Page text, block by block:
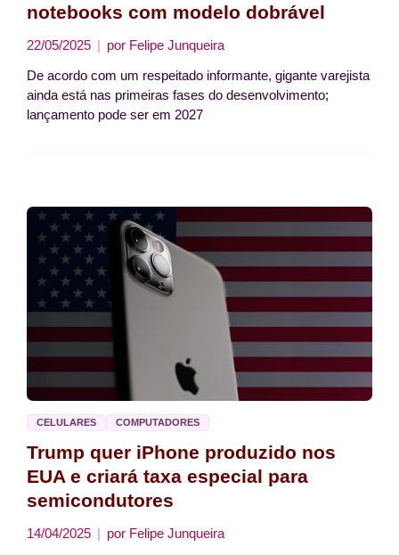
notebooks com modelo dobrável
22/05/2025 por Felipe Junqueira
De acordo com um respeitado informante, gigante varejista
ainda está nas primeiras fases do desenvolvimento;
lançamento pode ser em 2027
CELULARES COMPUTADORES
Trump quer iPhone produzido nos
EUA e criará taxa especial para
semicondutores
14/04/2025 por Felipe Junqueira